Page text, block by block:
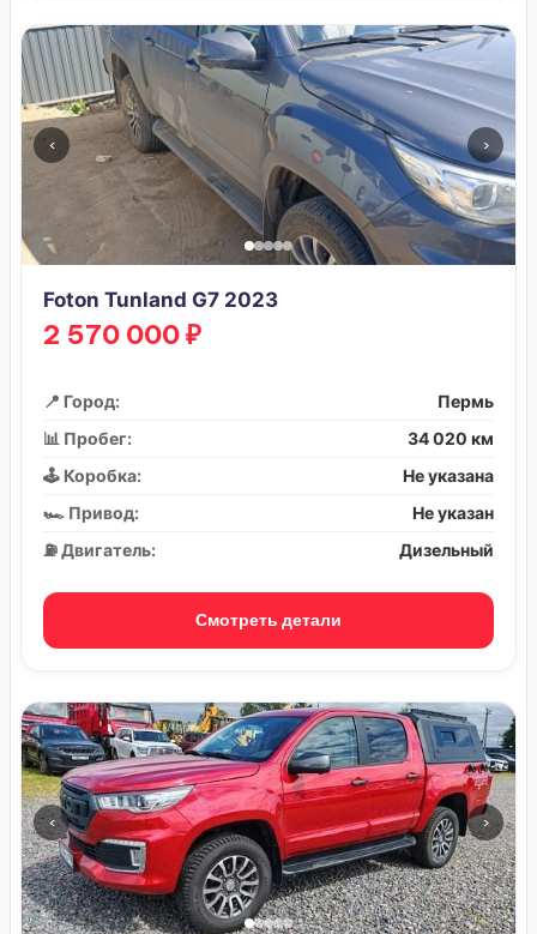
‹ ›
Foton Tunland G7 2023
2 570 000 ₽
📍 Город:
Пермь
📊 Пробег:
34 020 км
🕹️ Коробка:
Не указана
🏎️ Привод:
Не указан
⛽ Двигатель:
Дизельный
Смотреть детали
‹ ›